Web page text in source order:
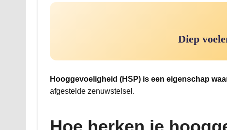
Diep
Hooggevoeligheid (HSP) is een eigenschap
afgestelde zenuwstelsel.